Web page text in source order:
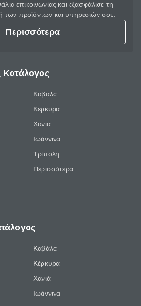
επικοινωνίας και εξασφάλισε τη
των προϊόντων και υπηρεσιών σου.
Περισσότερα
Κατάλογος
Καβάλα
Κέρκυρα
Χανιά
Ιωάννινα
Τρίπολη
Περισσότερα
Καβάλα
Κέρκυρα
Χανιά
Ιωάννινα